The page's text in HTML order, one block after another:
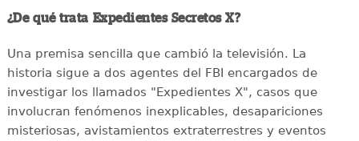
¿De qué trata Expedientes Secretos X?
Una premisa sencilla que cambió la televisión. La
historia sigue a dos agentes del FBI encargados de
investigar los llamados "Expedientes X", casos que
involucran fenómenos inexplicables, desapariciones
misteriosas, avistamientos extraterrestres y eventos